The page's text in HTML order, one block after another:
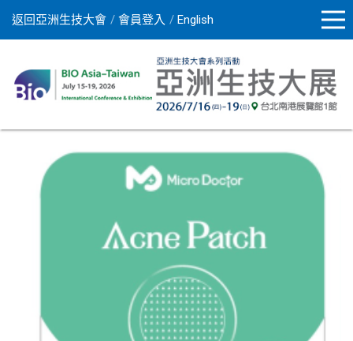
返回亞洲生技大會 會員登入 English